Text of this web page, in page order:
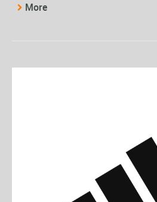
More